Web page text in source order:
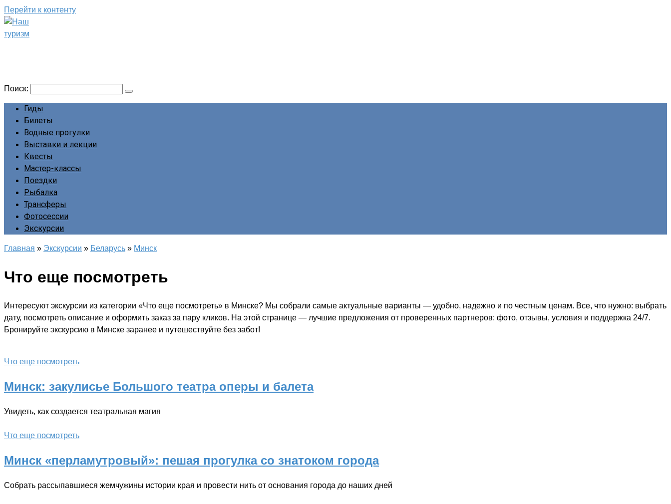
Перейти к контенту
Поиск:
Гиды
Билеты
Водные прогулки
Выставки и лекции
Квесты
Мастер-классы
Поездки
Рыбалка
Трансферы
Фотосессии
Экскурсии
Главная » Экскурсии » Беларусь » Минск
Что еще посмотреть
Интересуют экскурсии из категории «Что еще посмотреть» в Минске? Мы собрали самые актуальные варианты — удобно, надежно и по честным ценам. Все, что нужно: выбрать
дату, посмотреть описание и оформить заказ за пару кликов. На этой странице — лучшие предложения от проверенных партнеров: фото, отзывы, условия и поддержка 24/7.
Бронируйте экскурсию в Минске заранее и путешествуйте без забот!
Что еще посмотреть
Минск: закулисье Большого театра оперы и балета
Увидеть, как создается театральная магия
Что еще посмотреть
Минск «перламутровый»: пешая прогулка со знатоком города
Собрать рассыпавшиеся жемчужины истории края и провести нить от основания города до наших дней